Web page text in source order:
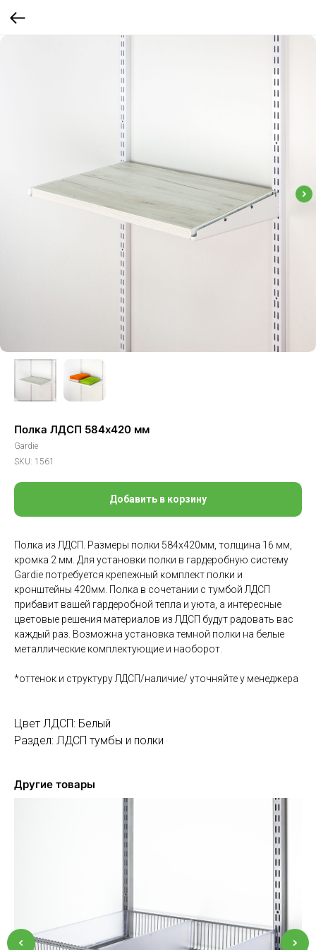
Полка ЛДСП 584х420 мм
Gardie
SKU: 1561
Добавить в корзину
Полка из ЛДСП. Размеры полки 584х420мм, толщина 16 мм,
кромка 2 мм. Для установки полки в гардеробную систему
Gardie потребуется крепежный комплект полки и
кронштейны 420мм. Полка в сочетании с тумбой ЛДСП
прибавит вашей гардеробной тепла и уюта, а интересные
цветовые решения материалов из ЛДСП будут радовать вас
каждый раз. Возможна установка темной полки на белые
металлические комплектующие и наоборот.
*оттенок и структуру ЛДСП/наличие/ уточняйте у менеджера
Цвет ЛДСП: Белый
Раздел: ЛДСП тумбы и полки
Другие товары